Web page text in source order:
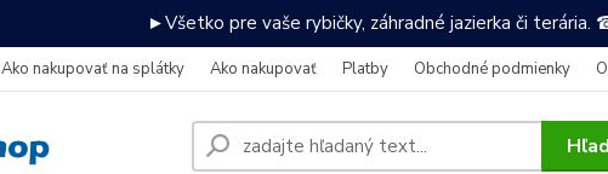
►Všetko pre vaše rybičky, záhradné jazierka či
Ako nakupovať na splátky Ako nakupovať Platby Obchodné podmienky